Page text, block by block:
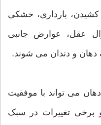
کشیدن، بارداری، خشکی
عقل، عوارض جانبی
و دندان می شوند.
می تواند با موفقیت
برخی تغییرات در سبک